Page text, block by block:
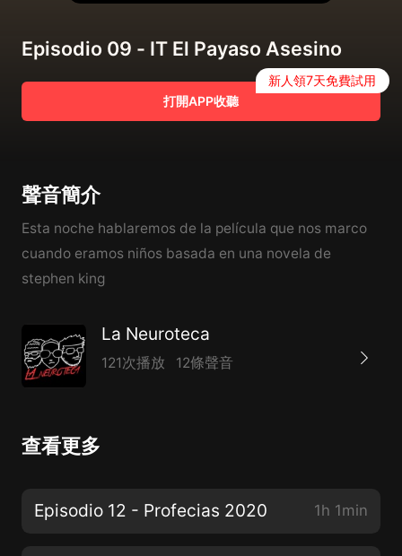
Episodio 09 - IT El Payaso Asesino
打開APP收聽
新人領7天免費試用
聲音簡介
Esta noche hablaremos de la película que nos marco
cuando eramos niños basada en una novela de
stephen king
La Neuroteca
121次播放 12條聲音
查看更多
Episodio 12 - Profecias 2020 1h 1min